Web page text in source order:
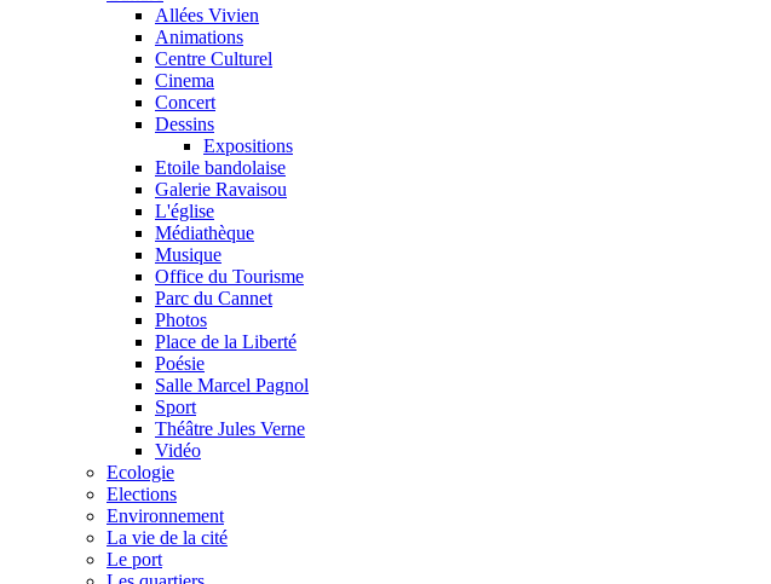
Allées Vivien
Animations
Centre Culturel
Cinema
Concert
Dessins
Expositions
Etoile bandolaise
Galerie Ravaisou
L'église
Médiathèque
Musique
Office du Tourisme
Parc du Cannet
Photos
Place de la Liberté
Poésie
Salle Marcel Pagnol
Sport
Théâtre Jules Verne
Vidéo
Ecologie
Elections
Environnement
La vie de la cité
Le port